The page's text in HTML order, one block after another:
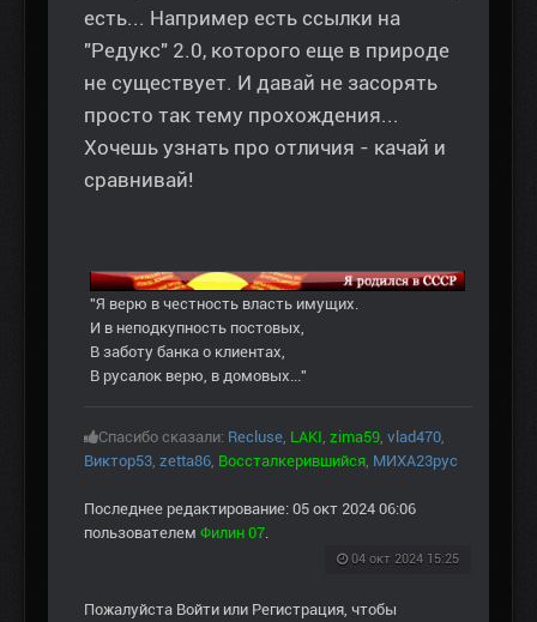
есть... Например есть ссылки на
"Редукс" 2.0, которого еще в природе
не существует. И давай не засорять
просто так тему прохождения...
Хочешь узнать про отличия - качай и
сравнивай!
"Я верю в честность власть имущих.
И в неподкупность постовых,
В заботу банка о клиентах,
В русалок верю, в домовых..."
Спасибо сказали: Recluse LAKI zima59 vlad470
Виктор53 zetta86 Воссталкерившийся МИХА23рус
Последнее редактирование: 05 окт 2024 06:06
пользователем Филин 07
04 окт 2024 15:25
Пожалуйста Войти или Регистрация , чтобы